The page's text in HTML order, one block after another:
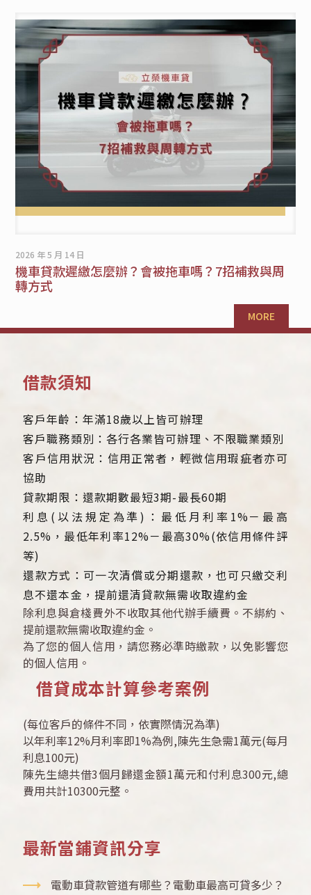
2026 年 5 月 14 日
機車貸款遲繳怎麼辦？會被拖車嗎？7招補救與周
轉方式
MORE
借款須知
客戶年齡：年滿18歲以上皆可辦理
客戶職務類別：各行各業皆可辦理、不限職業類別
客戶信用狀況：信用正常者，輕微信用瑕疵者亦可
協助
貸款期限：還款期數最短3期-最長60期
利息(以法規定為準)：最低月利率1%－最高
2.5%，最低年利率12%－最高30%(依信用條件評
等)
還款方式：可一次清償或分期還款，也可只繳交利
息不還本金，提前還清貸款無需收取違約金
除利息與倉棧費外不收取其他代辦手續費。不綁約、
提前還款無需收取違約金。
為了您的個人信用，請您務必準時繳款，以免影響您
的個人信用。
借貸成本計算參考案例
(每位客戶的條件不同，依實際情況為準)
以年利率12%月利率即1%為例,陳先生急需1萬元(每月
利息100元)
陳先生總共借3個月歸還金額1萬元和付利息300元,總
費用共計10300元整。
最新當鋪資訊分享
電動車貸款管道有哪些？電動車最高可貸多少？